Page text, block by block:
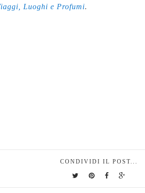
Luoghi e Profumi.
CONDIVIDI IL POST...